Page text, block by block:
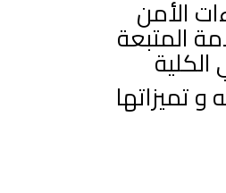
الأمن
المتبعة
و تميزاتها